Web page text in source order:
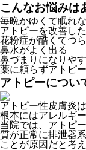
こんなお悩みは
毎晩かゆくて眠れ
アトピーを改善し
花粉症が酷くてつ
鼻水がよく出る
鼻づまりになりや
薬に頼らずアトピ
アトピーについ
アトピー性皮膚炎
根本にはアレルギ
当院では、アトピ
質が正常に排泄器
ことが原因だと考